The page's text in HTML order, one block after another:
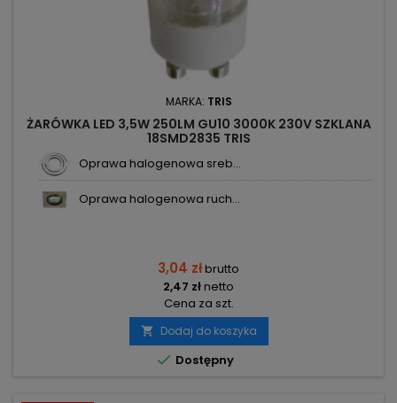
MARKA: TRIS
ŻARÓWKA LED 3,5W 250LM GU10 3000K 230V SZKLANA
18SMD2835 TRIS
Oprawa halogenowa sreb...
Oprawa halogenowa ruch...
3,04 złbrutto
2,47 złnetto
Cena za szt.
 Dodaj do koszyka
 Dostępny